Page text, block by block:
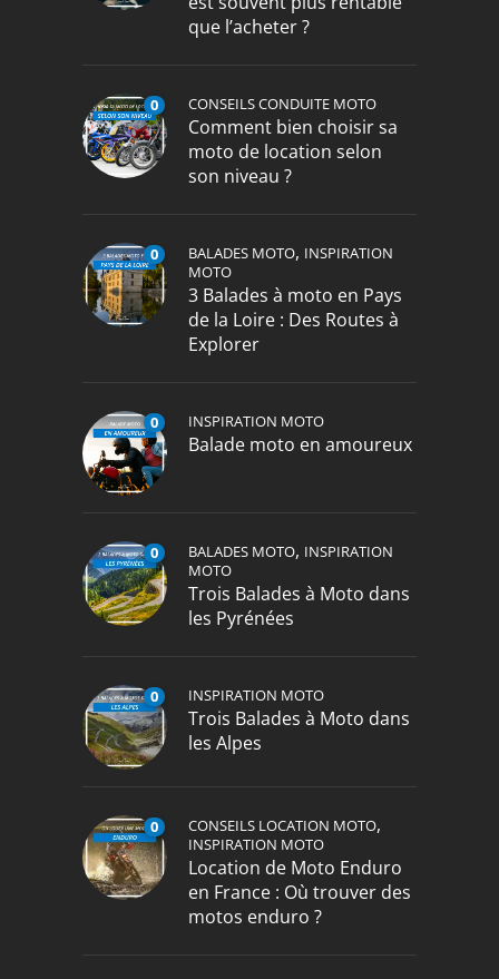
que l’acheter ?
0 CONSEILS CONDUITE MOTO
Comment bien choisir sa
moto de location selon
son niveau ?
0 BALADES MOTO, INSPIRATION
MOTO
3 Balades à moto en Pays
de la Loire : Des Routes à
Explorer
0 INSPIRATION MOTO
Balade moto en amoureux
0 BALADES MOTO, INSPIRATION
MOTO
Trois Balades à Moto dans
les Pyrénées
0 INSPIRATION MOTO
Trois Balades à Moto dans
les Alpes
0 CONSEILS LOCATION MOTO,
INSPIRATION MOTO
Location de Moto Enduro
en France : Où trouver des
motos enduro ?